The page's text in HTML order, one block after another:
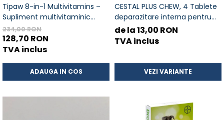
Tipaw 8-in-1 Multivitamins –
Supliment multivitaminic
complet pentru câini, 60 de
comprimate masticabile moi,
Complex 8-în-1 cu vitamine,
pentru energie, imunitate și s
234,00 RON
128,70 RON
TVA inclus
ADAUGA IN COS
CESTAL PLUS CHEW, 4 Tablete
deparazitare interna pentru
caini
de la 13,00 RON
TVA inclus
VEZI VARIANTE